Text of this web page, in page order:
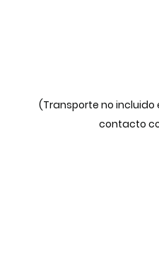
(Transporte no incluido
contacto